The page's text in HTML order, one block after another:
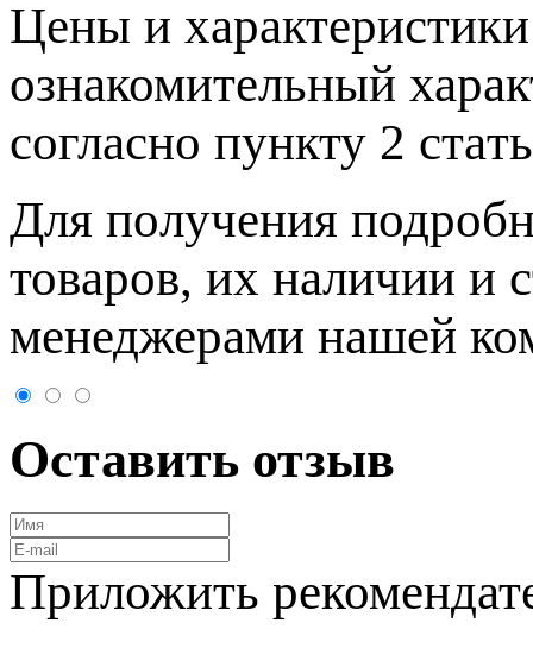
Цeны и
ознакомительный
согласно пункту 2
Для пoлучения
товaров, их нaличии и
менеджерами нашей
Оставить отзыв
Приложить